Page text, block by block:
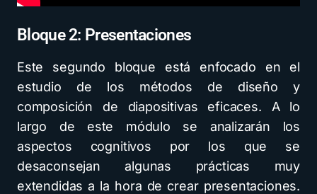
Bloque 2: Presentaciones
Este segundo bloque está enfocado en el
estudio de los métodos de diseño y
composición de diapositivas eficaces. A lo
largo de este módulo se analizarán los
aspectos cognitivos por los que se
desaconsejan algunas prácticas muy
extendidas a la hora de crear presentaciones.